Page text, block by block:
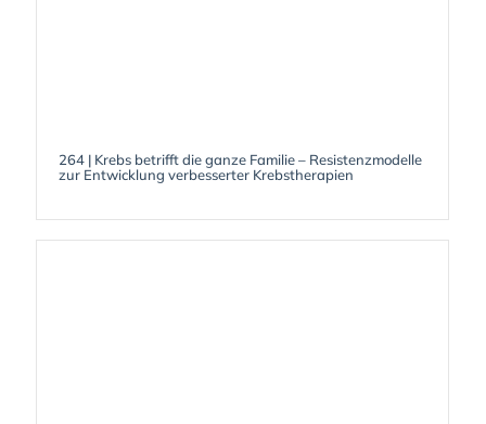
264 | Krebs betrifft die ganze Familie – Resistenzmodelle
zur Entwicklung verbesserter Krebstherapien